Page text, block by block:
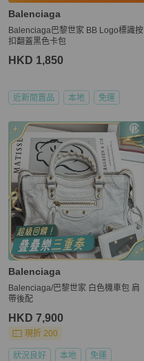
Balenciaga
Balenciaga巴黎世家 BB Logo標識按
扣翻蓋黑色卡包
HKD 1,850
近新閒置品 本地 免運
Balenciaga
Balenciaga/巴黎世家 白色機車包 肩
帶後配
HKD 7,900
現折 200
狀況良好 本地 免運